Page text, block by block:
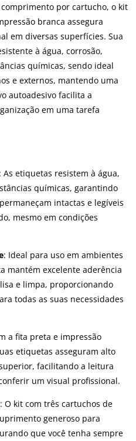
por cartucho, o kit
branca assegura
em diversas superfícies. Sua
à água, corrosão,
químicas, sendo ideal
e externos, mantendo uma
autoadesivo facilita a
em uma tarefa
: As etiquetas resistem à água,
químicas, garantindo
intactas e legíveis
mesmo em condições
: Ideal para uso em ambientes
mantém excelente aderência
e limpa, proporcionando
todas as suas necessidades
a fita preta e impressão
etiquetas asseguram alto
facilitando a leitura
um visual profissional.
: O kit com três cartuchos de
generoso para
que você tenha sempre